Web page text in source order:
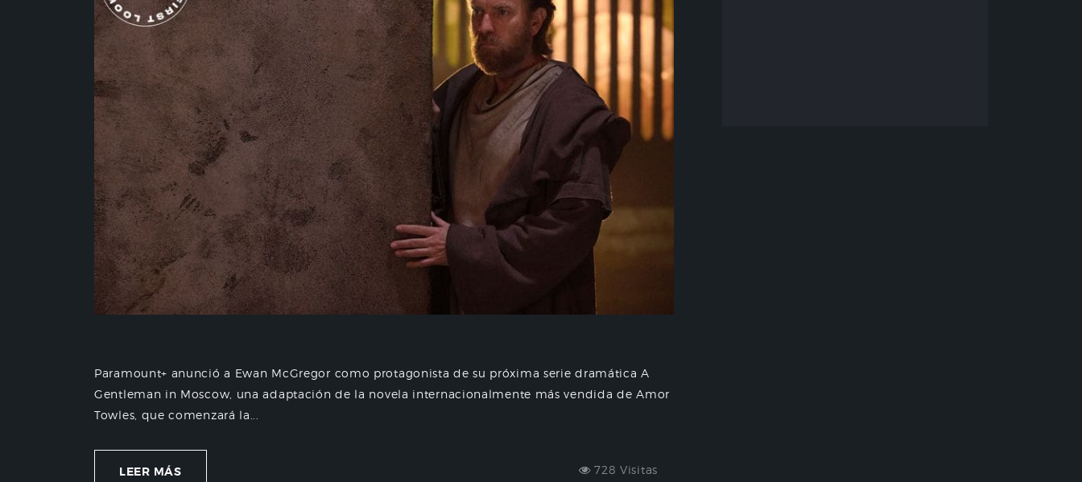
Paramount+ anunció a Ewan McGregor como protagonista de su próxima serie dramática A
Gentleman in Moscow, una adaptación de la novela internacionalmente más vendida de Amor
Towles, que comenzará la...
LEER MÁS 728 Visitas